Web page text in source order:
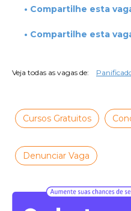
• Compartilhe esta
• Compartilhe esta
Veja todas as vagas de:
Cursos Gratuitos
Denunciar Vaga